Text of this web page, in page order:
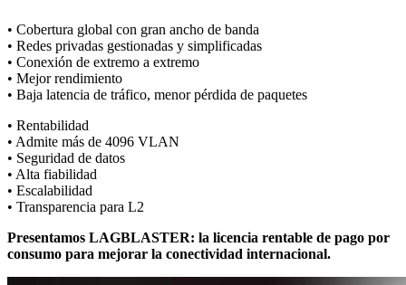
• Cobertura global con gran ancho de banda
• Redes privadas gestionadas y simplificadas
• Conexión de extremo a extremo
• Mejor rendimiento
• Baja latencia de tráfico, menor pérdida de paquetes
• Rentabilidad
• Admite más de 4096 VLAN
• Seguridad de datos
• Alta fiabilidad
• Escalabilidad
• Transparencia para L2
Presentamos LAGBLASTER: la licencia rentable de pago por
consumo para mejorar la conectividad internacional.